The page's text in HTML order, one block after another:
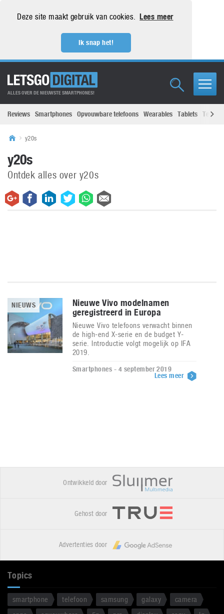
Deze site maakt gebruik van cookies. Lees meer
Ik snap het!
ALLES OVER DE NIEUWSTE SMARTPHONES!
Reviews Smartphones Opvouwbare telefoons Wearables Tablets
y20s
y20s
Ontdek alles over y20s
NIEUWS
Nieuwe Vivo modelnamen
geregistreerd in Europa
Nieuwe Vivo telefoons verwacht binnen
de high-end X-serie en de budget Y-
serie. Introductie volgt mogelijk op IFA
2019.
Smartphones - 4 september 2019
Lees meer
Ontwikkeld door
Gehost door
Advertenties door
Topics
smartphone telefoon samsung galaxy
camera